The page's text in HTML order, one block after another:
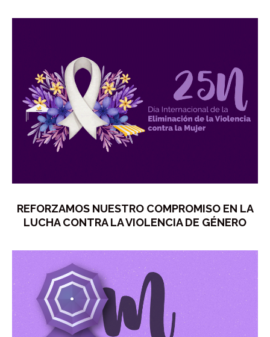
REFORZAMOS NUESTRO COMPROMISO EN LA
LUCHA CONTRA LA VIOLENCIA DE GÉNERO